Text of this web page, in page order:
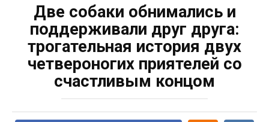
Две собаки обнимались и
поддерживали друг друга:
трогательная история двух
четвероногих приятелей со
счастливым концом